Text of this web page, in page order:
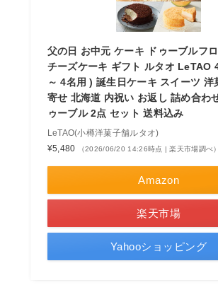
父の日 お中元 ケーキ ドゥーブルフ
チーズケーキ ギフト ルタオ LeTAO
～ 4名用 ) 誕生日ケーキ スイーツ 洋
寄せ 北海道 内祝い お返し 詰め合わ
ゥーブル 2点 セット 送料込み
LeTAO(小樽洋菓子舗ルタオ)
¥5,480
（2026/06/20 14:26時点 | 楽天市場調べ）
Amazon
楽天市場
Yahooショッピング